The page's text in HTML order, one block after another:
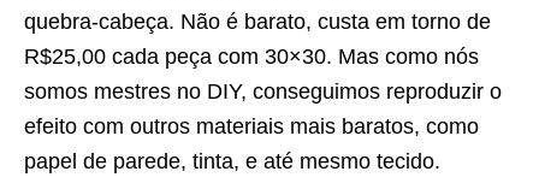
quebra-cabeça. Não é barato, custa em torno de
R$25,00 cada peça com 30×30. Mas como nós
somos mestres no DIY, conseguimos reproduzir o
efeito com outros materiais mais baratos, como
papel de parede, tinta, e até mesmo tecido.